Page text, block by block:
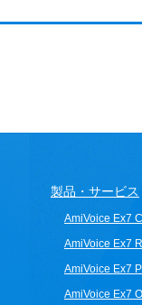
製品・サービス
AmiVoice Ex7
AmiVoice Ex7
AmiVoice Ex7
AmiVoice Ex7